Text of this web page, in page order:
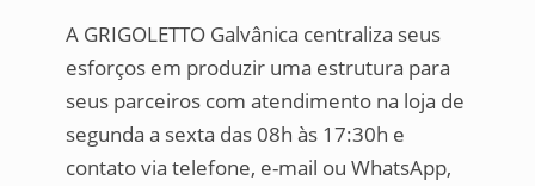
A GRIGOLETTO Galvânica centraliza seus
esforços em produzir uma estrutura para
seus parceiros com atendimento na loja de
segunda a sexta das 08h às 17:30h e
contato via telefone, e-mail ou WhatsApp,